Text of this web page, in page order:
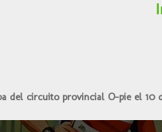
del circuito provincial O-pie el 10